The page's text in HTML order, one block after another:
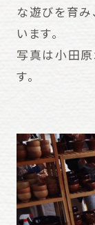
な遊びを育み
います。
写真は小田
す。